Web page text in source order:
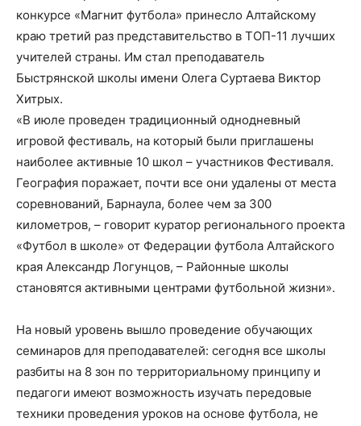
конкурсе «Магнит футбола» принесло Алтайскому
краю третий раз представительство в ТОП-11 лучших
учителей страны. Им стал преподаватель
Быстрянской школы имени Олега Суртаева Виктор
Хитрых.
«В июле проведен традиционный однодневный
игровой фестиваль, на который были приглашены
наиболее активные 10 школ – участников Фестиваля.
География поражает, почти все они удалены от места
соревнований, Барнаула, более чем за 300
километров, – говорит куратор регионального проекта
«Футбол в школе» от Федерации футбола Алтайского
края Александр Логунцов, – Районные школы
становятся активными центрами футбольной жизни».
На новый уровень вышло проведение обучающих
семинаров для преподавателей: сегодня все школы
разбиты на 8 зон по территориальному принципу и
педагоги имеют возможность изучать передовые
техники проведения уроков на основе футбола, не